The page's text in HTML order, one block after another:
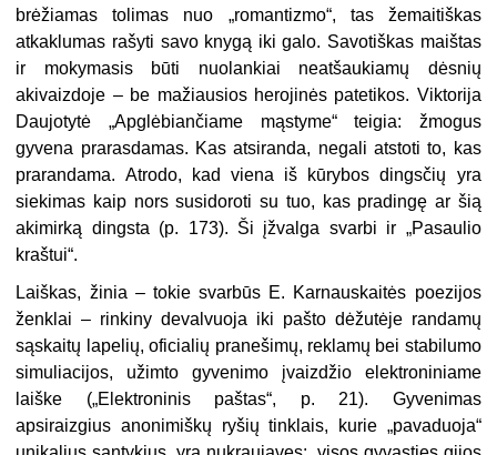
brėžiamas tolimas nuo „romantizmo“, tas žemaitiškas
atkaklumas rašyti savo knygą iki galo. Savotiškas maištas
ir mokymasis būti nuolankiai neatšaukiamų dėsnių
akivaizdoje – be mažiausios herojinės patetikos. Viktorija
Daujotytė „Apglėbiančiame mąstyme“ teigia: žmogus
gyvena prarasdamas. Kas atsiranda, negali atstoti to, kas
prarandama. Atrodo, kad viena iš kūrybos dingsčių yra
siekimas kaip nors susidoroti su tuo, kas pradingę ar šią
akimirką dingsta (p. 173). Ši įžvalga svarbi ir „Pasaulio
kraštui“.
Laiškas, žinia – tokie svarbūs E. Karnauskaitės poezijos
ženklai – rinkiny devalvuoja iki pašto dėžutėje randamų
sąskaitų lapelių, oficialių pranešimų, reklamų bei stabilumo
simuliacijos, užimto gyvenimo įvaizdžio elektroniniame
laiške („Elektroninis paštas“, p. 21). Gyvenimas
apsiraizgius anonimiškų ryšių tinklais, kurie „pavaduoja“